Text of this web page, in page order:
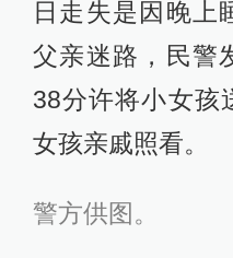
日走失是因晚上
父亲迷路，民警
38分许将小女孩
女孩亲戚照看。
警方供图。